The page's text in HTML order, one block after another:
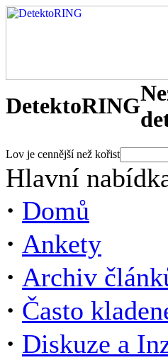
DetektoRING
Lov je cennější než kořist
Hlavní
· Domů
· Ankety
· Archiv
· Často
· Diskuze a